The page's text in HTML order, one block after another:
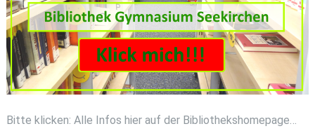
Bitte klicken: Alle Infos hier auf der Bibliothekshomepage…